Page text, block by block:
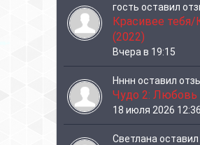
гость оставил
Красивее
(2022)
Вчера в 19:15
Нннн оставил
Чудо 2: Любовь
18 июля 2026 12:36
Светлана оставил